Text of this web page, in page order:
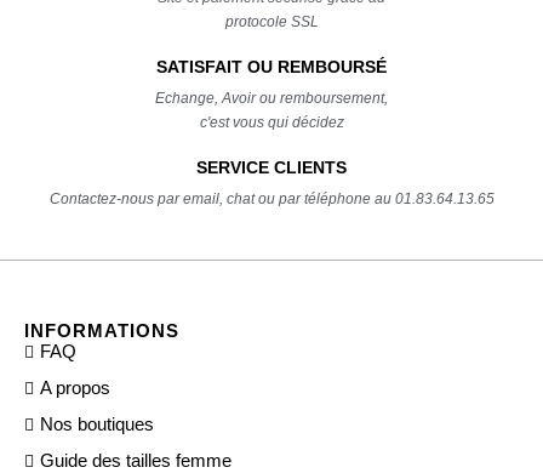
protocole SSL
SATISFAIT OU REMBOURSÉ
Echange, Avoir ou remboursement,
c'est vous qui décidez
SERVICE CLIENTS
Contactez-nous par email, chat ou par téléphone au 01.83.64.13.65
INFORMATIONS
FAQ
A propos
Nos boutiques
Guide des tailles femme